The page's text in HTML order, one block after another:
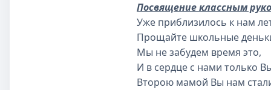
Посвящение классным
Уже приблизилось к нам
Прощайте школьные
Мы не забудем время это,
И в сердце с нами только
Второю мамой Вы нам